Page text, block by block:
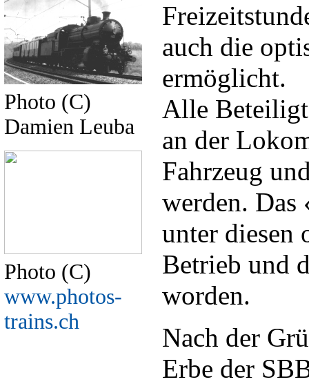
Photo (C)
Damien Leuba
Photo (C)
www.photos-
trains.ch
auch die
ermöglicht.
Alle
an der
Fahrzeug
werden.
unter diesen
Betrieb und
worden.
Nach der
Erbe der